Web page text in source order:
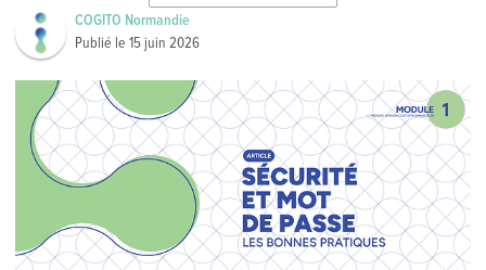
COGITO Normandie
Publié le15 juin 2026